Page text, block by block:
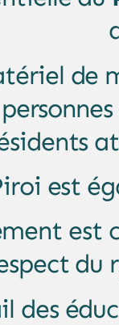
de
est
est
du
des